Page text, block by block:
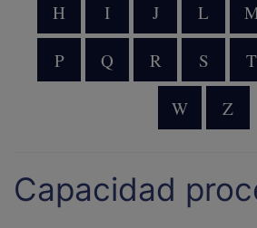
H I J L
P Q R S T
W Z
Capacidad